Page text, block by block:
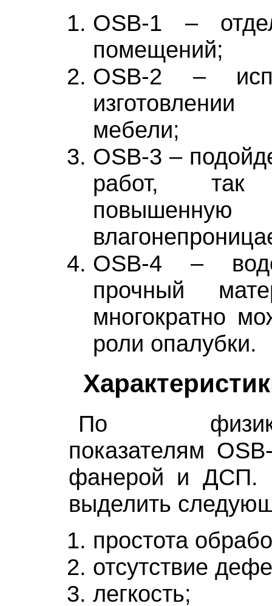
OSB-1 –
помещений;
OSB-2 –
мебели;
OSB-3 –
работ,
повышенную
OSB-4 –
прочный
многократно
роли опалубки.
По физико-
показателям
фанерой и ДСП.
выделить
простота
отсутствие
легкость;